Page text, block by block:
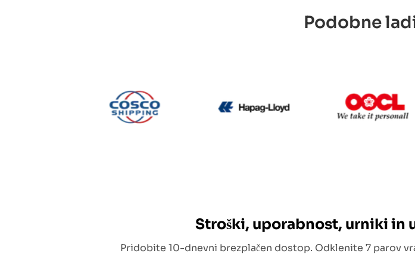
Podobne
Stroški, uporabnost, urniki in
Pridobite 10-dnevni brezplačen dostop. Odklenite 7 parov